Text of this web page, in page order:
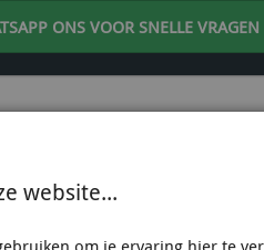
ONS VOOR SNELLE
ADVIES
website...
om je ervaring hier te